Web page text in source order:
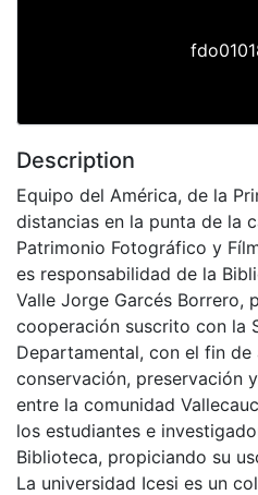
Description
Equipo del América, de la
distancias en la punta de la
Patrimonio Fotográfico y
es responsabilidad de la
Valle Jorge Garcés Borrero,
cooperación suscrito con la
Departamental, con el fin de
conservación, preservación
entre la comunidad
los estudiantes e
Biblioteca, propiciando su
La universidad Icesi es un